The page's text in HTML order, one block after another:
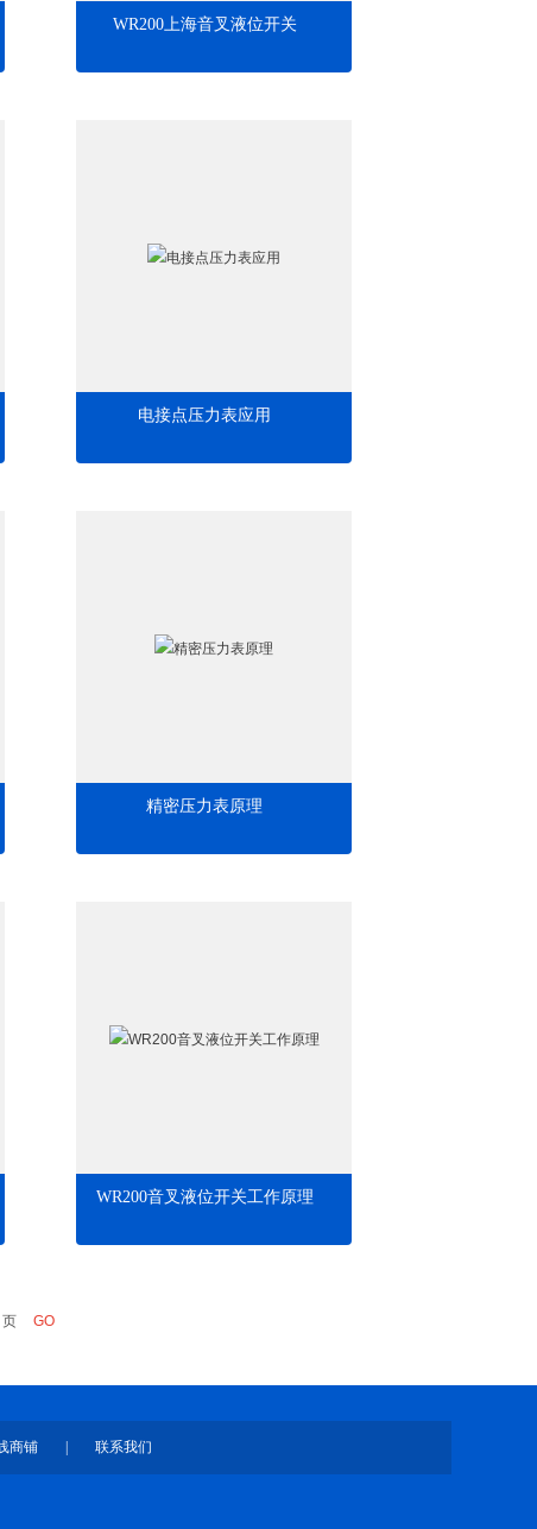
WR200上海音叉液位开关
电接点压力表应用
精密压力表原理
WR200音叉液位开关工作原理
页
商铺 联系我们